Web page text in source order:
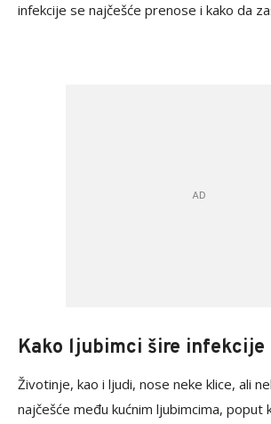
infekcije se najčešće prenose i kako da
Kako ljubimci šire infekcije
Životinje, kao i ljudi, nose neke klice, ali
najčešće među kućnim ljubimcima, poput